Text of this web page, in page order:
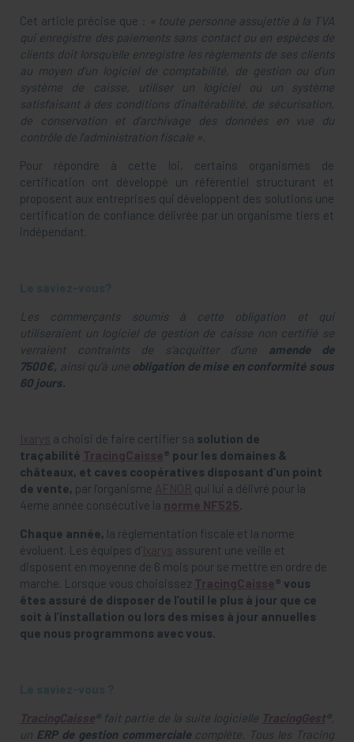
Cet article précise que : « toute personne assujettie à la TVA
quienregistre des paiements sans contact ou en espèces de
clients doit lorsqu’elle enregistre les règlements de ses clients
au moyen d’un logiciel de comptabilité, de gestion ou d’un
système de caisse, utiliser un logiciel ou un système
satisfaisant à des conditions d’inaltérabilité, de sécurisation,
de conservation et d’archivage des données en vue du
contrôle de l’administration fiscale ».
Pour répondre à cette loi, certains organismes de
certification ont développé un référentiel structurant et
proposent aux entreprises qui développent des solutions une
certification de confiance délivrée par un organisme tiers et
indépendant.
Le saviez-vous?
Les commerçants soumis à cette obligation et qui
utiliseraient un logiciel de gestion de caisse non certifié se
verraient contraints de s’acquitter d’une amende de
7500€, ainsi qu’à une obligation de mise en conformité sous
60 jours.
Ixarys a choisi de faire certifier sa solution de
traçabilité TracingCaisse® pour les domaines &
châteaux, et caves coopératives disposant d’un point
de vente, par l’organisme AFNOR qui lui a délivré pour la
4eme année consécutive la norme NF525.
Chaque année, la réglementation fiscale et la norme
évoluent. Les équipes d’Ixarys assurent une veille et
disposent en moyenne de 6 mois pour se mettre en ordre de
marche. Lorsque vous choisissez TracingCaisse® vous
êtes assuré de disposer de l’outil le plus à jour que ce
soit à l’installation ou lors des mises à jour annuelles
que nous programmons avec vous.
Le saviez-vous ?
TracingCaisse®fait partie de la suite logicielle TracingGest®,
un ERP de gestion commercialecomplète. Tous les Tracing